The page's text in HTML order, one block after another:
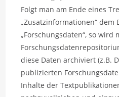
Folgt man am Ende eines
„Zusatzinformationen“ dem
„Forschungsdaten“, so wird
diese Daten archiviert (z.B.
publizierten
Inhalte der